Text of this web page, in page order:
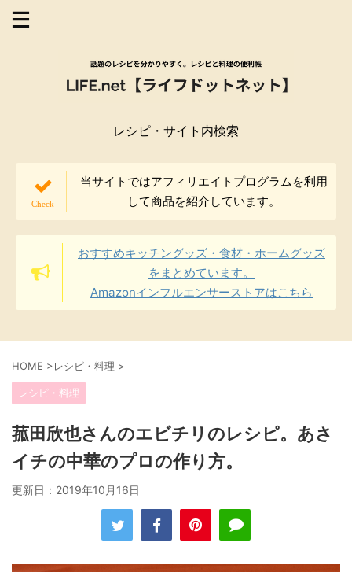
レシピ・サイト内検索
当サイトではアフィリエイトプログラムを利用
して商品を紹介しています。
おすすめキッチングッズ・食材・ホームグッズ
をまとめています。
Amazonインフルエンサーストアはこちら
HOME >レシピ・料理 >
レシピ・料理
菰田欣也さんのエビチリのレシピ。あさ
イチの中華のプロの作り方。
更新日： 2019年10月16日